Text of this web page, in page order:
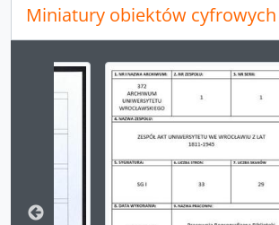
Miniatury obiektów cyfrowych
Changing the current slide of